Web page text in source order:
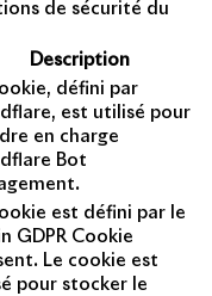
de sécurité du
Description
défini par
est utilisé pour
en charge
Bot
est défini par le
GDPR Cookie
Le cookie est
pour stocker le